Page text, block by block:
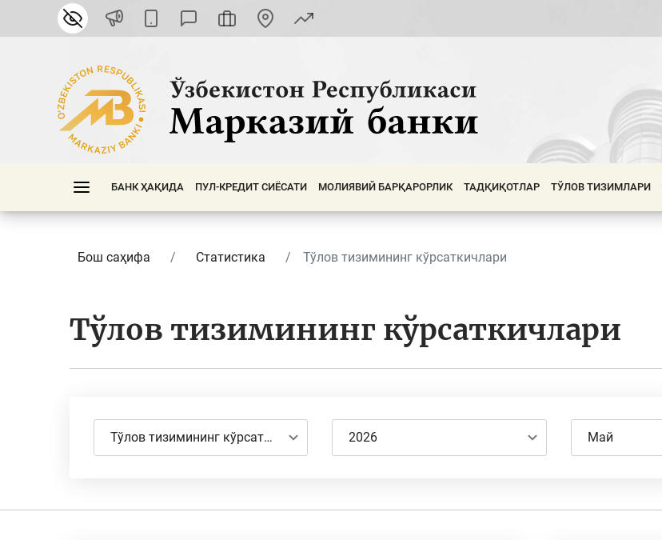
БАНК ҲАҚИДА ПУЛ-КРЕДИТ СИЁСАТИ МОЛИЯВИЙ БАРҚАРОРЛИК ТАДҚИҚОТЛАР ТЎЛОВ ТИЗИМЛАРИ
Бош саҳифа Статистика Тўлов тизимининг кўрсаткичлари
Тўлов тизимининг кўрсаткичлари
Тўлов тизимининг кўрсаткичлари 2026 Май